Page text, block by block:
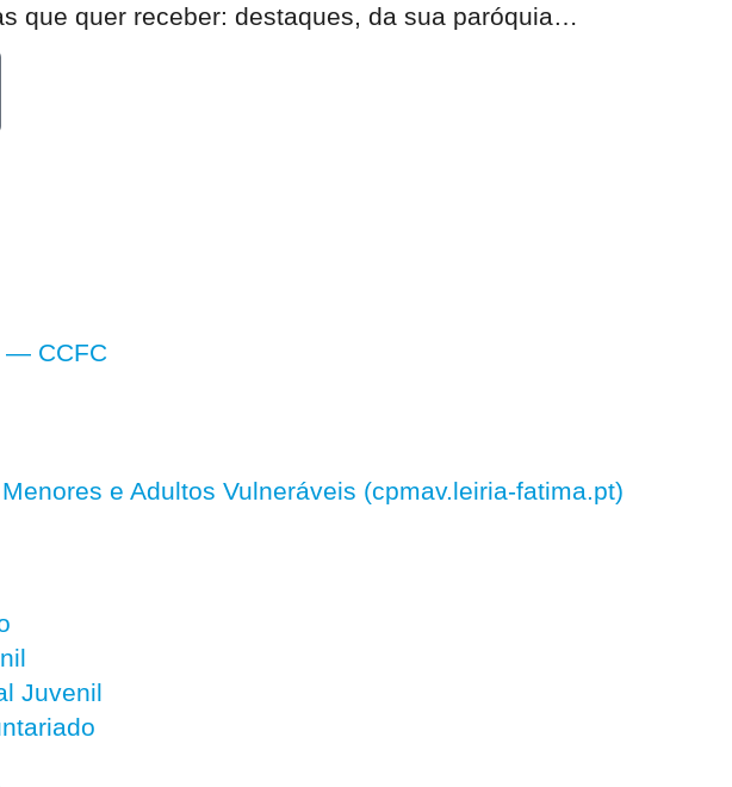
que quer receber: destaques, da sua paróquia…
— CCFC
e Adultos Vulneráveis (cpmav.leiria-fatima.pt)
Juvenil